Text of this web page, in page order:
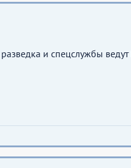
и спецслужбы ведут